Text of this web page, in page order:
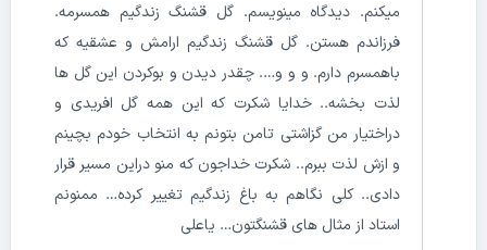
میکنم. دیدگاه مینویسم. گل قشنگ زندگیم همسرمه.
فرزاندم هستن. گل قشنگ زندگیم ارامش و عشقیه که
باهمسرم دارم. و و و…. چقدر دیدن و بوکردن این گل ها
لذت بخشه.. خدایا شکرت که این همه گل افریدی و
دراختیار من گزاشتی تامن بتونم به انتخاب خودم بچینم
و ازش لذت ببرم.. شکرت خداجون که منو دراین مسیر قرار
دادی.. کلی نگاهم به باغ زندگیم تغییر کرده… ممنونم
استاد از مثال های قشنگتون… یاعلی